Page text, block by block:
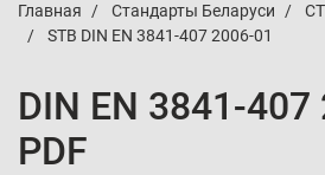
Главная Стандарты Беларуси
STB DIN EN 3841-407 2006-01
DIN EN 3841-407
PDF